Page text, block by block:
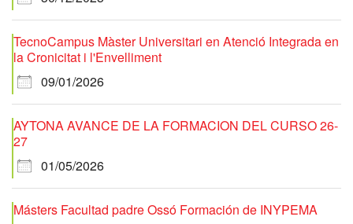
TecnoCampus Màster Universitari en Atenció Integrada en
la Cronicitat i l'Envelliment
09/01/2026
AYTONA AVANCE DE LA FORMACION DEL CURSO 26-
27
01/05/2026
Másters Facultad padre Ossó Formación de INYPEMA